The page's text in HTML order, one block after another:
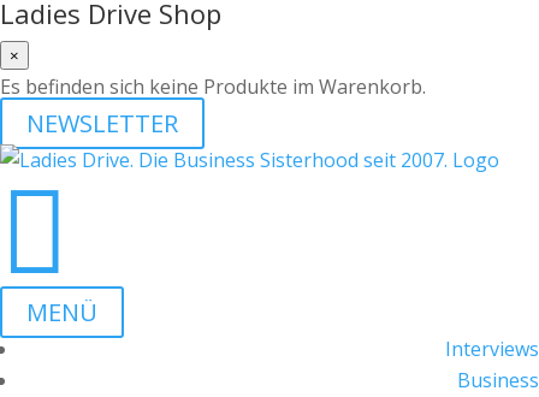
Ladies Drive Shop
×
Es befinden sich keine Produkte im Warenkorb.
NEWSLETTER

MENÜ
Interviews
Business